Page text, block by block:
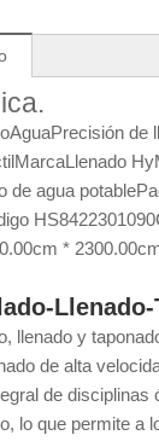
AguaPrecisión de
MarcaLlenado Hy
de agua potable
HS8422301090
*
llenado y
de alta
de
lo que permite a